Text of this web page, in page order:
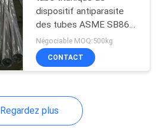
dispositif antiparasite
des tubes ASME SB861
d'échangeur de chaleur
de titane de
19.05*0.5mm pour des
Négociable MOQ:500kg
CONTACT
Regardez plus